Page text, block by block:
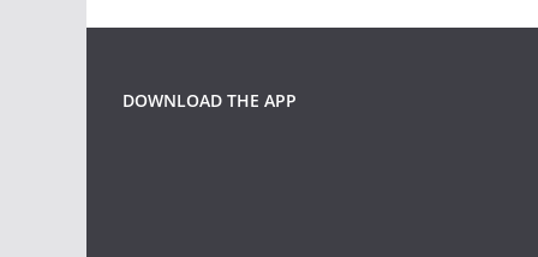
DOWNLOAD THE APP